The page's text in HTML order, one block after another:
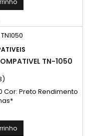
TN-1050
Cor: Preto Rendimento